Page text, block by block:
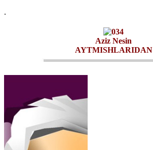
.
Aziz Nesin
AYTMISHLARIDAN